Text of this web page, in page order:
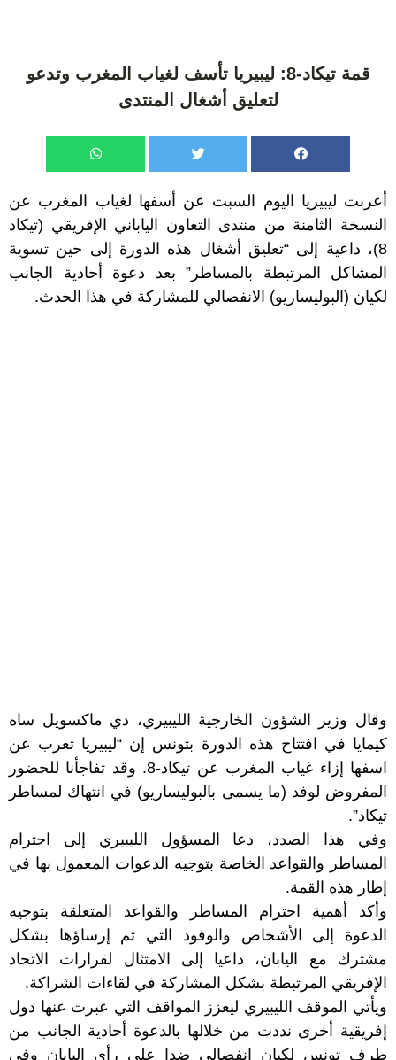
قمة تيكاد-8: ليبيريا تأسف لغياب المغرب وتدعو
لتعليق أشغال المنتدى
أعربت ليبيريا اليوم السبت عن أسفها لغياب المغرب عن
النسخة الثامنة من منتدى التعاون الياباني الإفريقي (تيكاد
8)، داعية إلى “تعليق أشغال هذه الدورة إلى حين تسوية
المشاكل المرتبطة بالمساطر” بعد دعوة أحادية الجانب
لكيان (البوليساريو) الانفصالي للمشاركة في هذا الحدث.
وقال وزير الشؤون الخارجية الليبيري، دي ماكسويل ساه
كيمايا في افتتاح هذه الدورة بتونس إن “ليبيريا تعرب عن
اسفها إزاء غياب المغرب عن تيكاد-8. وقد تفاجأنا للحضور
المفروض لوفد (ما يسمى بالبوليساريو) في انتهاك لمساطر
تيكاد”.
وفي هذا الصدد، دعا المسؤول الليبيري إلى احترام
المساطر والقواعد الخاصة بتوجيه الدعوات المعمول بها في
إطار هذه القمة.
وأكد أهمية احترام المساطر والقواعد المتعلقة بتوجيه
الدعوة إلى الأشخاص والوفود التي تم إرساؤها بشكل
مشترك مع اليابان، داعيا إلى الامتثال لقرارات الاتحاد
الإفريقي المرتبطة بشكل المشاركة في لقاءات الشراكة.
ويأتي الموقف الليبيري ليعزز المواقف التي عبرت عنها دول
إفريقية أخرى نددت من خلالها بالدعوة أحادية الجانب من
طرف تونس لكيان انفصالي ضدا على رأي اليابان وفي